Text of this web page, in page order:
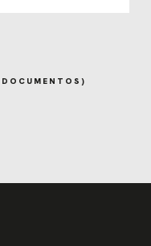
DOCUMENTOS)